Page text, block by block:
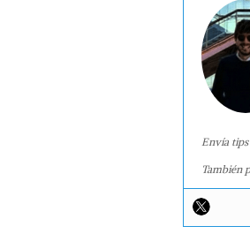
Envía
También